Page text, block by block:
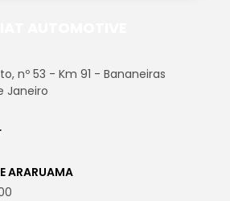
nº 53 - Km 91 - Bananeiras
Janeiro
ARARUAMA